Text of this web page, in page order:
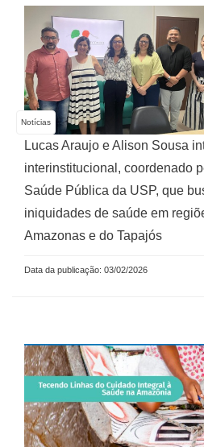
Notícias
Lucas Araujo e Alison Sousa
interinstitucional, coordenado
Saúde Pública da USP, que
iniquidades de saúde em
Amazonas e do Tapajós
Data da publicação: 03/02/2026